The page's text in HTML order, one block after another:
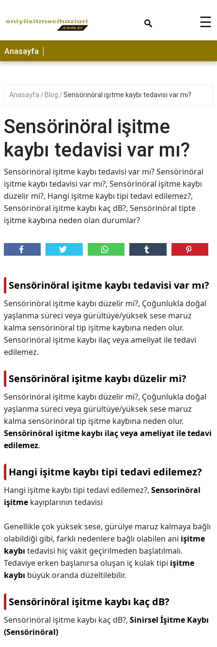
☰
Anasayfa
Anasayfa Blog Sensörinöral işitme kaybı tedavisi var mı?
Sensörinöral işitme
kaybı tedavisi var mı?
Sensörinöral işitme kaybı tedavisi var mı? Sensörinöral
işitme kaybı tedavisi var mı?, Sensörinöral işitme kaybı
düzelir mi?, Hangi işitme kaybı tipi tedavi edilemez?,
Sensörinöral işitme kaybı kaç dB?, Sensörinöral tipte
işitme kaybına neden olan durumlar?
Sensörinöral işitme kaybı tedavisi var mı?
Sensörinöral işitme kaybı düzelir mi?, Çoğunlukla doğal
yaşlanma süreci veya gürültüye/yüksek sese maruz
kalma sensörinöral tip işitme kaybına neden olur.
Sensörinöral işitme kaybı ilaç veya ameliyat ile tedavi
edilemez.
Sensörinöral işitme kaybı düzelir mi?
Sensörinöral işitme kaybı düzelir mi?, Çoğunlukla doğal
yaşlanma süreci veya gürültüye/yüksek sese maruz
kalma sensörinöral tip işitme kaybına neden olur.
Sensörinöral işitme kaybı ilaç veya ameliyat ile tedavi
edilemez.
Hangi işitme kaybı tipi tedavi edilemez?
Hangi işitme kaybı tipi tedavi edilemez?, Sensorinöral
işitme kayıplarının tedavisi
Genellikle çok yüksek sese, gürülye maruz kalmaya bağlı
olabildiği gibi, farklı nedenlere bağlı olabilen ani işitme
kaybı tedavisi hiç vakit geçirilmeden başlatılmalı.
Tedaviye erken başlanırsa oluşan iç kulak tipi işitme
kaybı büyük oranda düzeltilebilir.
Sensörinöral işitme kaybı kaç dB?
Sensörinöral işitme kaybı kaç dB?, Sinirsel İşitme Kaybı
(Sensörinöral)